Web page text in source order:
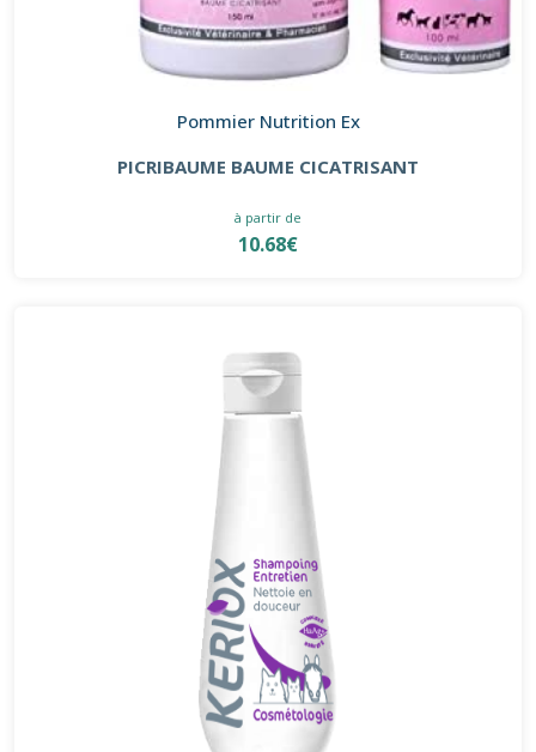
Pommier Nutrition Ex
PICRIBAUME BAUME CICATRISANT
à partir de
10.68€